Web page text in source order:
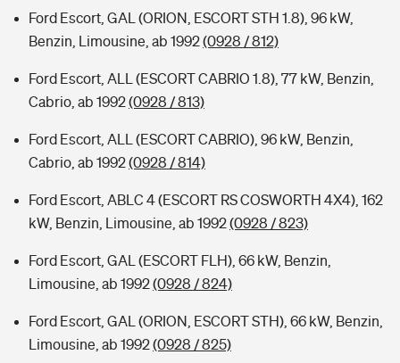
Ford Escort, GAL (ORION, ESCORT STH 1.8), 96 kW,
Benzin, Limousine, ab 1992(0928 / 812)
Ford Escort, ALL (ESCORT CABRIO 1.8), 77 kW, Benzin,
Cabrio, ab 1992(0928 / 813)
Ford Escort, ALL (ESCORT CABRIO), 96 kW, Benzin,
Cabrio, ab 1992(0928 / 814)
Ford Escort, ABLC 4 (ESCORT RS COSWORTH 4X4), 162
kW, Benzin, Limousine, ab 1992(0928 / 823)
Ford Escort, GAL (ESCORT FLH), 66 kW, Benzin,
Limousine, ab 1992(0928 / 824)
Ford Escort, GAL (ORION, ESCORT STH), 66 kW, Benzin,
Limousine, ab 1992(0928 / 825)